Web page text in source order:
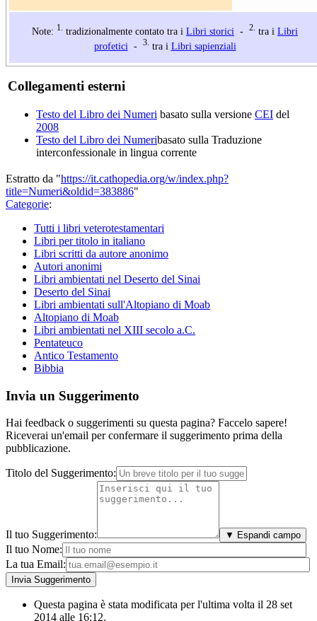
Note: 1. tradizionalmente contato tra i Libri storici - 2. tra i Libri
profetici - 3. tra i Libri sapienziali
Collegamenti esterni
Testo del Libro dei Numeri basato sulla versione CEI del
2008
Testo del Libro dei Numeribasato sulla Traduzione
interconfessionale in lingua corrente
Estratto da "https://it.cathopedia.org/w/index.php?
title=Numeri&oldid=383886"
Categorie:
Tutti i libri veterotestamentari
Libri per titolo in italiano
Libri scritti da autore anonimo
Autori anonimi
Libri ambientati nel Deserto del Sinai
Deserto del Sinai
Libri ambientati sull'Altopiano di Moab
Altopiano di Moab
Libri ambientati nel XIII secolo a.C.
Pentateuco
Antico Testamento
Bibbia
Invia un Suggerimento
Hai feedback o suggerimenti su questa pagina? Faccelo sapere!
Riceverai un'email per confermare il suggerimento prima della
pubblicazione.
Titolo del Suggerimento:
Il tuo Suggerimento: ▼ Espandi campo
Il tuo Nome:
La tua Email:
Questa pagina è stata modificata per l'ultima volta il 28 set
2014 alle 16:12.